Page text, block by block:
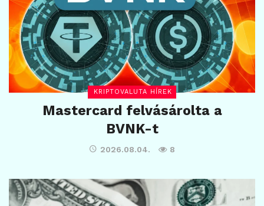
KRIPTOVALUTA HÍREK
Mastercard felvásárolta a
BVNK-t
2026.08.04. 8